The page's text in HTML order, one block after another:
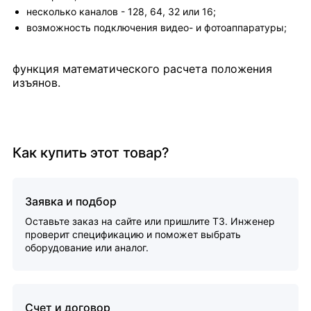
несколько каналов - 128, 64, 32 или 16;
возможность подключения видео- и фотоаппаратуры;
функция математического расчета положения
изъянов.
Как купить этот товар?
Заявка и подбор
Оставьте заказ на сайте или пришлите ТЗ. Инженер
проверит спецификацию и поможет выбрать
оборудование или аналог.
Счет и договор